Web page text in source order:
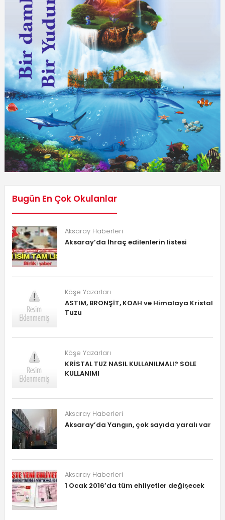
Bugün En Çok Okulanlar
Aksaray Haberleri
Aksaray’da İhraç edilenlerin listesi
Köşe Yazarları
ASTIM, BRONŞİT, KOAH ve Himalaya Kristal
Tuzu
Köşe Yazarları
KRİSTAL TUZ NASIL KULLANILMALI? SOLE
KULLANIMI
Aksaray Haberleri
Aksaray’da Yangın, çok sayıda yaralı var
Aksaray Haberleri
1 Ocak 2016’da tüm ehliyetler değişecek